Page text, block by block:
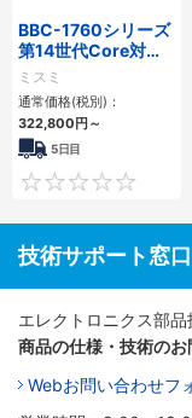
BBC-1760シリーズ
第14世代Core対応
小型フロアマウント
3PCIe
ミスミ
通常価格(税別)：
322,800円～
5日目
技術サポート窓口
エレクトロニクス部品
商品の仕様・技術の
Webお問い合わせフ